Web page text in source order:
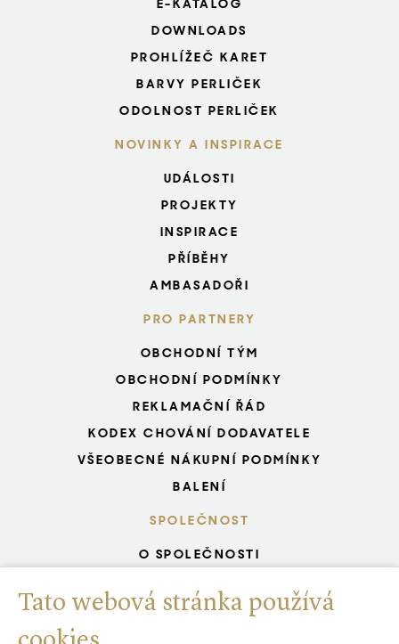
E-KATALOG
DOWNLOADS
PROHLÍŽEČ KARET
BARVY PERLIČEK
ODOLNOST PERLIČEK
NOVINKY A INSPIRACE
UDÁLOSTI
PROJEKTY
INSPIRACE
PŘÍBĚHY
AMBASADOŘI
PRO PARTNERY
OBCHODNÍ TÝM
OBCHODNÍ PODMÍNKY
REKLAMAČNÍ ŘÁD
KODEX CHOVÁNÍ DODAVATELE
VŠEOBECNÉ NÁKUPNÍ PODMÍNKY
BALENÍ
SPOLEČNOST
O SPOLEČNOSTI
ZELENÁ SPOLEČNOST
CERTIFIKOVANÝ SYSTÉM ŘÍZENÍ
Tato webová stránka používá